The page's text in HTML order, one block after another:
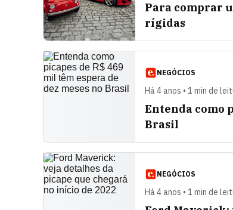
Para comprar
rígidas
NEGÓCIOS
Há 4 anos • 1 min de
Entenda como
Brasil
NEGÓCIOS
Há 4 anos • 1 min de